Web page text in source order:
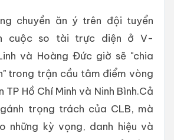
chuyền ăn ý trên đội tuyển
cuộc so tài trực diện ở V-
và Hoàng Đức giờ sẽ "chia
trong trận cầu tâm điểm vòng
TP Hồ Chí Minh và Ninh Bình.Cả
trọng trách của CLB, mà
những kỳ vọng, danh hiệu và